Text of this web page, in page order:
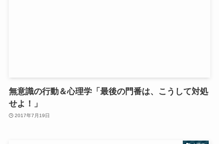
無意識の行動＆心理学「最後の門番は、こうして対処
せよ！」
2017年7月19日